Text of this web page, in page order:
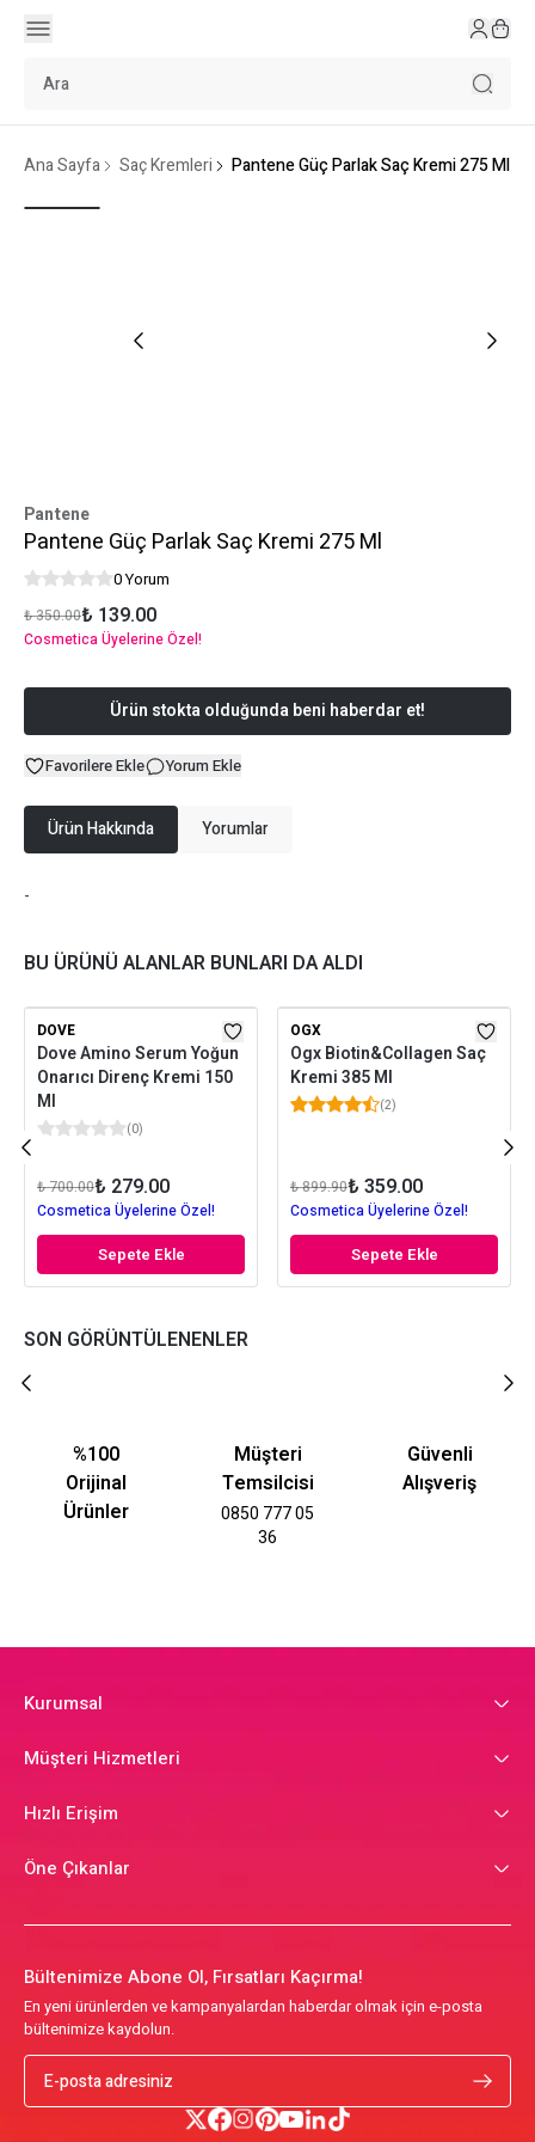
Ana Sayfa Saç Kremleri Pantene Güç Parlak Saç Kremi 275 Ml
Pantene
Pantene Güç Parlak Saç Kremi 275 Ml
0 Yorum
₺ 350.00₺ 139.00
Cosmetica Üyelerine Özel!
Ürün stokta olduğunda beni haberdar et!
Favorilere Ekle Yorum Ekle
Ürün Hakkında Yorumlar
-
BU ÜRÜNÜ ALANLAR BUNLARI DA ALDI
DOVE
Dove Amino Serum Yoğun
Onarıcı Direnç Kremi 150
Ml
(0)
₺ 700.00₺ 279.00
Cosmetica Üyelerine Özel!
Sepete Ekle
OGX
Ogx Biotin&Collagen Saç
Kremi 385 Ml
(2)
₺ 899.90₺ 359.00
Cosmetica Üyelerine Özel!
Sepete Ekle
SON GÖRÜNTÜLENENLER
%100
Orijinal
Ürünler
Müşteri
Temsilcisi
0850 777 05
36
Güvenli
Alışveriş
Kurumsal
Müşteri Hizmetleri
Hızlı Erişim
Öne Çıkanlar
Bültenimize Abone Ol, Fırsatları Kaçırma!
En yeni ürünlerden ve kampanyalardan haberdar olmak için e-posta
bültenimize kaydolun.